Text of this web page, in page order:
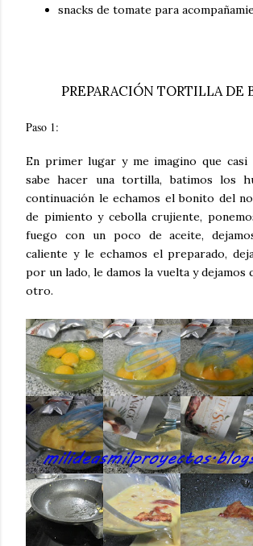
snacks de tomate para
PREPARACIÓN TORTILLA DE
Paso 1:
En primer lugar y me imagino que casi
sabe hacer una tortilla, batimos los
continuación le echamos el bonito del
de pimiento y cebolla crujiente,
fuego con un poco de aceite,
caliente y le echamos el preparado,
por un lado, le damos la vuelta y dejamos
otro.